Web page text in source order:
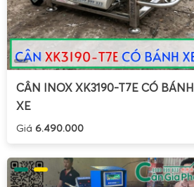
CÂN INOX XK3190-T7E CÓ BÁNH
XE
Giá 6.490.000